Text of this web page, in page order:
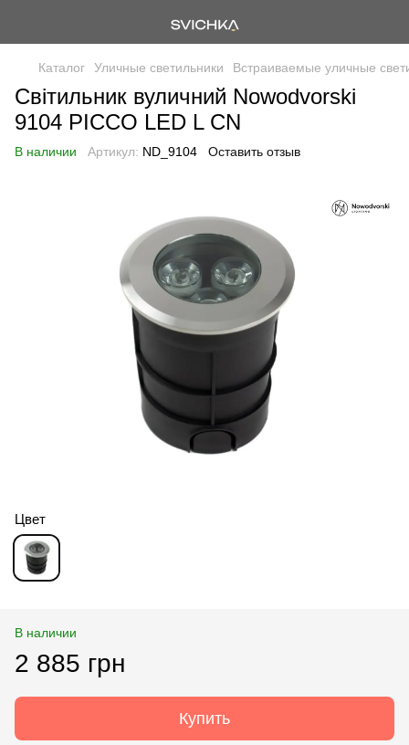
Каталог Уличные светильники Встраиваемые уличные
Світильник вуличний Nowodvorski
9104 PICCO LED L CN
В наличии Артикул: ND_9104 Оставить отзыв
Цвет
В наличии
2 885 грн
Купить